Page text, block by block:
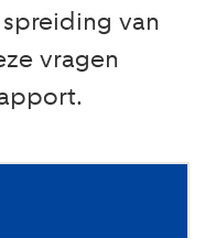
van
vragen